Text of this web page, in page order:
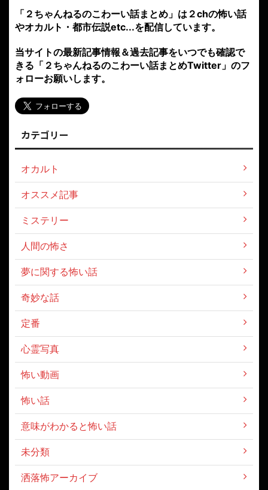
「２ちゃんねるのこわーい話まとめ」は２chの怖い話
やオカルト・都市伝説etc...を配信しています。
当サイトの最新記事情報＆過去記事をいつでも確認で
きる「２ちゃんねるのこわーい話まとめTwitter」のフ
ォローお願いします。
カテゴリー
オカルト
オススメ記事
ミステリー
人間の怖さ
夢に関する怖い話
奇妙な話
定番
心霊写真
怖い動画
怖い話
意味がわかると怖い話
未分類
洒落怖アーカイブ